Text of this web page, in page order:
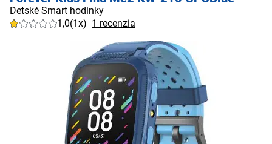
Detské Smart hodinky
1,0(1x) 1 recenzia